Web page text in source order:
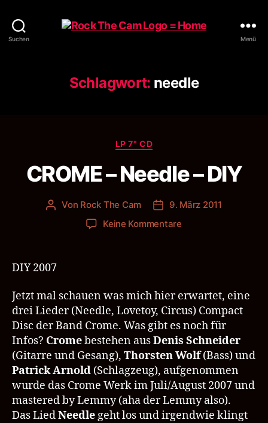
Suchen Menü
Schlagwort: needle
Kategorien
LP 7" CD
CROME – Needle – DIY
Beitragsautor
Von Rock The Cam Veröffentlichungsdatum
9. März 2011
Keine Kommentarezu
DIY 2007
Jetzt mal schauen was mich hier erwartet, eine
drei Lieder (Needle, Lovetoy, Circus) Compact
Disc der Band Crome. Was gibt es noch für
Infos? Cromebestehen ausDenis Schneider
(Gitarre und Gesang), Thorsten Wolf(Bass) und
Patrick Arnold (Schlagzeug), aufgenommen
wurde das Crome Werk im Juli/August 2007 und
mastered by Lemmy (aha der Lemmy also).
Das LiedNeedlegeht los und irgendwie klingt